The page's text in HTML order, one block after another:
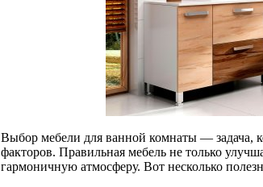
Выбор мебели для ванной комнаты — задача,
факторов. Правильная мебель не только
гармоничную атмосферу. Вот несколько